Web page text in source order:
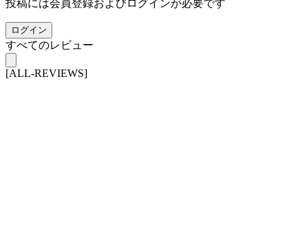
投稿には会員登録およびログインが必要です
ログイン
すべてのレビュー
[ALL-REVIEWS]